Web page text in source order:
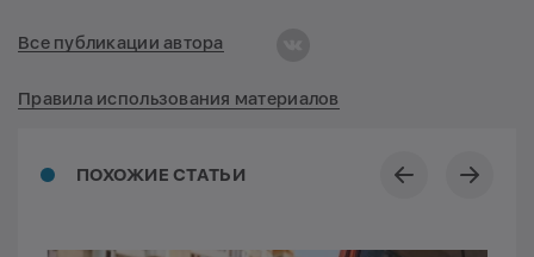
ПОХОЖИЕ СТАТЬИ
Все публикации автора
Правила использования материалов